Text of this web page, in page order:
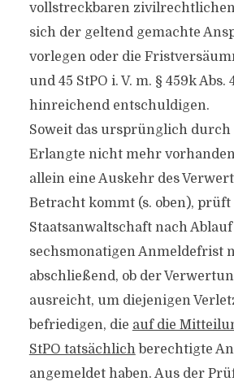
vollstreckbaren
sich der geltend gemachte
vorlegen oder die
und 45 StPO i. V. m. § 459k Abs.
hinreichend entschuldigen.
Soweit das ursprünglich durch
Erlangte nicht mehr
allein eine Auskehr des
Betracht kommt (s. oben), prüft
Staatsanwaltschaft nach
sechsmonatigen Anmeldefrist
abschließend, ob der
ausreicht, um diejenigen
befriedigen, die auf die
StPO tatsächlichberechtigte
angemeldet haben. Aus der